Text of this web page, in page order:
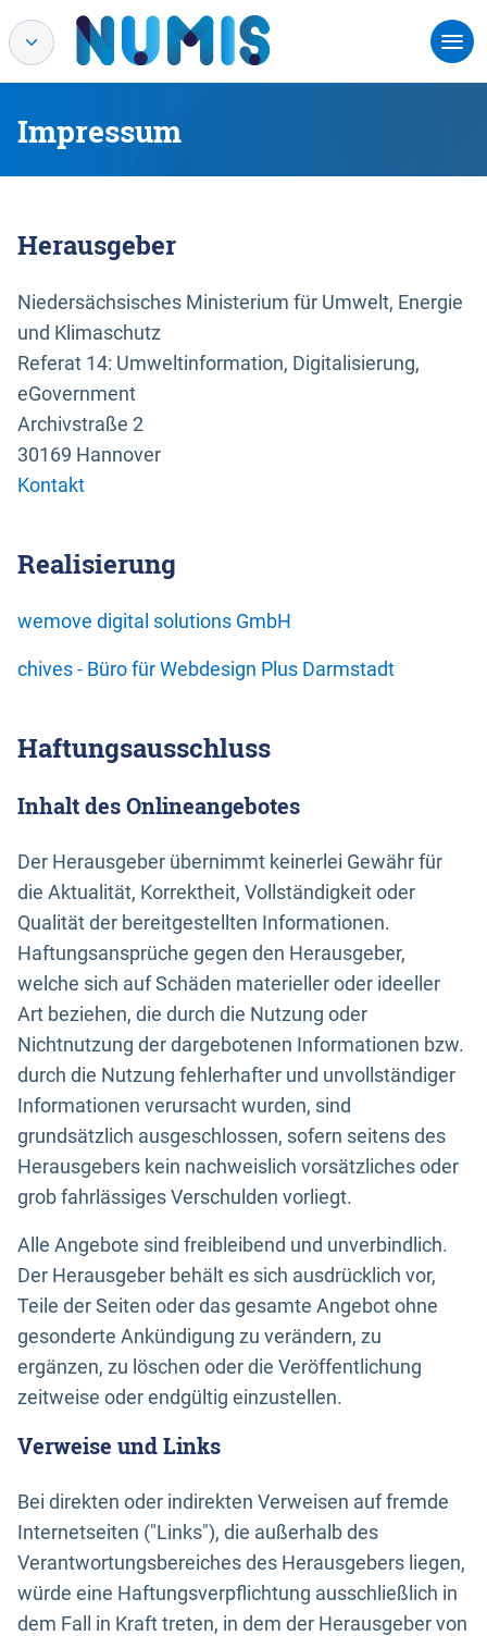
Impressum
Herausgeber
Niedersächsisches Ministerium für Umwelt, Energie
und Klimaschutz
Referat 14: Umweltinformation, Digitalisierung,
eGovernment
Archivstraße 2
30169 Hannover
Kontakt
Realisierung
wemove digital solutions GmbH
chives - Büro für Webdesign Plus Darmstadt
Haftungsausschluss
Inhalt des Onlineangebotes
Der Herausgeber übernimmt keinerlei Gewähr für
die Aktualität, Korrektheit, Vollständigkeit oder
Qualität der bereitgestellten Informationen.
Haftungsansprüche gegen den Herausgeber,
welche sich auf Schäden materieller oder ideeller
Art beziehen, die durch die Nutzung oder
Nichtnutzung der dargebotenen Informationen bzw.
durch die Nutzung fehlerhafter und unvollständiger
Informationen verursacht wurden, sind
grundsätzlich ausgeschlossen, sofern seitens des
Herausgebers kein nachweislich vorsätzliches oder
grob fahrlässiges Verschulden vorliegt.
Alle Angebote sind freibleibend und unverbindlich.
Der Herausgeber behält es sich ausdrücklich vor,
Teile der Seiten oder das gesamte Angebot ohne
gesonderte Ankündigung zu verändern, zu
ergänzen, zu löschen oder die Veröffentlichung
zeitweise oder endgültig einzustellen.
Verweise und Links
Bei direkten oder indirekten Verweisen auf fremde
Internetseiten ("Links"), die außerhalb des
Verantwortungsbereiches des Herausgebers liegen,
würde eine Haftungsverpflichtung ausschließlich in
dem Fall in Kraft treten, in dem der Herausgeber von